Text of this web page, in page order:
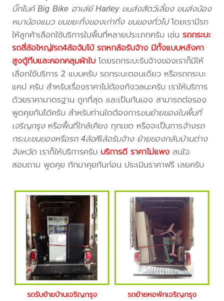
บิ๊กไบค์ Big Bike ฮาเล่ย์ Harley ขนส่งสัตว์เลี้ยง ขนส่งน้อง
หมาน้องแมว ขนขยะทิ้งของเก่าทิ้ง ขนของทั่วไปโดยเรามีรถ
ให้ลูกค้าเลือกใช้บริการในพื้นที่หลายประเภทครับ เช่นรถกระบะ
รถสี่ล้อใหญ่/รถ4ล้อจัมโบ้ รถหกล้อรับจ้าง มีทั้งแบบหลังคา
สูงตู้ทึบและคอกคลุมผ้าใบ โดยรถกระบะรับจ้างของเราก็มีให้
เลือกใช้บริการ 2 แบบครับ รถกระบะตอนเดียว หรือรถกระบะ
แคป ครับ สำหรับเรื่องราคาไม่ต้องกังวลนะครับ เราให้บริการ
ด้วยราคามาตรฐาน ถูกที่สุด และเป็นกันเอง สามารถต่อรอง
พูดคุยกันได้ครับ สำหรับท่านใดต้องการขนย้ายของในพื้นที่
เจริญกรุงหรือพื้นที่ใกล้เคียง ทุกเขต หรือจะเป็นการจ้างรถ
กระบะขนของหรือรถ 4ล้อ/6ล้อรับจ้าง ย้ายของกลับบ้านต่าง
จังหวัด เราก็ให้บริการครับ บริการดี ราคาไม่แพง สนใจ
สอบถาม พูดคุย ทักมาคุยกันก่อน ประเมินราคาฟรี เลยครับ
รถรับย้ายบ้านเจริญกรุง รถย้ายหอพักเจริญกรุง